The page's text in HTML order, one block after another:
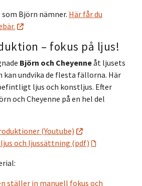
Björn nämner. Här får du
– fokus på ljus!
Björn och Cheyenneåt ljusets
kan undvika de flesta fällorna. Här
ljus och konstljus. Efter
och Cheyenne på en hel del
(Youtube)
och ljussättning (pdf)
ställer in manuell fokus och